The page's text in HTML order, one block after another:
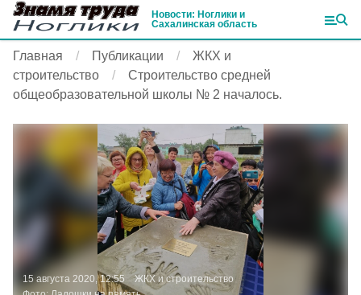
Новости: Ноглики и
Сахалинская область
Главная Публикации
ЖКХ и
строительство
Строительство средней
общеобразовательной школы № 2 началось.
15 августа 2020, 12:55
ЖКХ и строительство